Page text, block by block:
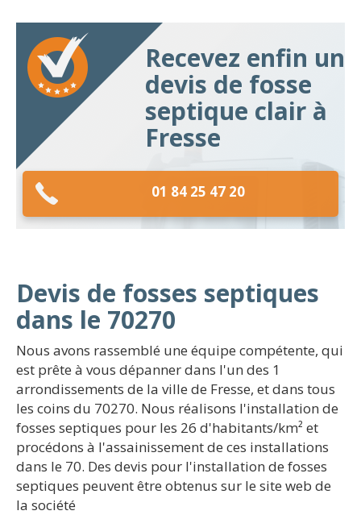
Recevez enfin un
devis de fosse
septique clair à
Fresse
01 84 25 47 20
Devis de fosses septiques
dans le 70270
Nous avons rassemblé une équipe compétente, qui
est prête à vous dépanner dans l'un des 1
arrondissements de la ville de Fresse, et dans tous
les coins du 70270. Nous réalisons l'installation de
fosses septiques pour les 26 d'habitants/km² et
procédons à l'assainissement de ces installations
dans le 70. Des devis pour l'installation de fosses
septiques peuvent être obtenus sur le site web de
la société